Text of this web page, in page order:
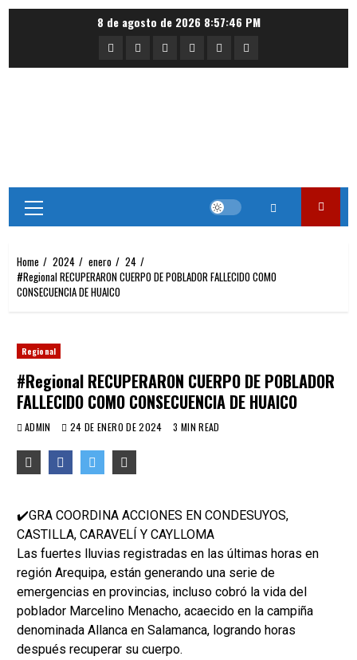
8 de agosto de 2026 8:57:47 PM
PortadaNacionalInternacional
DeportesRegional
Local
Primary
Menu
Home 2024 enero
24
#Regional RECUPERARON CUERPO DE POBLADOR FALLECIDO COMO
CONSECUENCIA DE HUAICO
Regional
#Regional RECUPERARON CUERPO DE POBLADOR
FALLECIDO COMO CONSECUENCIA DE HUAICO
ADMIN 24 DE ENERO DE 2024 3 MIN READ
✔️GRA COORDINA ACCIONES EN CONDESUYOS,
CASTILLA, CARAVELÍ Y CAYLLOMA
Las fuertes lluvias registradas en las últimas horas en
región Arequipa, están generando una serie de
emergencias en provincias, incluso cobró la vida del
poblador Marcelino Menacho, acaecido en la campiña
denominada Allanca en Salamanca, logrando horas
después recuperar su cuerpo.